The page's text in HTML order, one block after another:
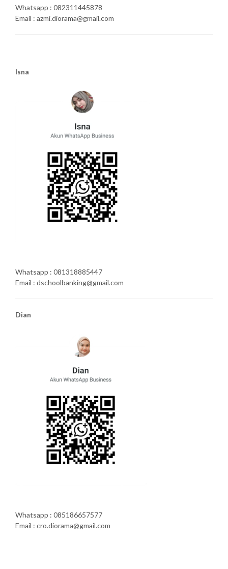
Whatsapp : 082311445878
Email : azmi.diorama@gmail.com
Isna
Whatsapp : 081318885447
Email : dschoolbanking@gmail.com
Dian
Whatsapp : 085186657577
Email : cro.diorama@gmail.com